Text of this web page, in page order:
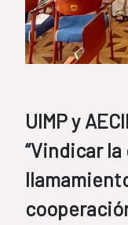
UIMP y
“Vindicar